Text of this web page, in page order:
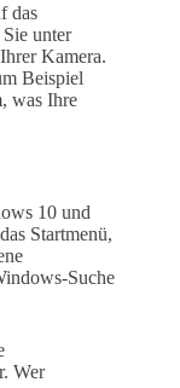
das
unter
Kamera.
Beispiel
was Ihre
10 und
Startmenü,
Suche
Wer